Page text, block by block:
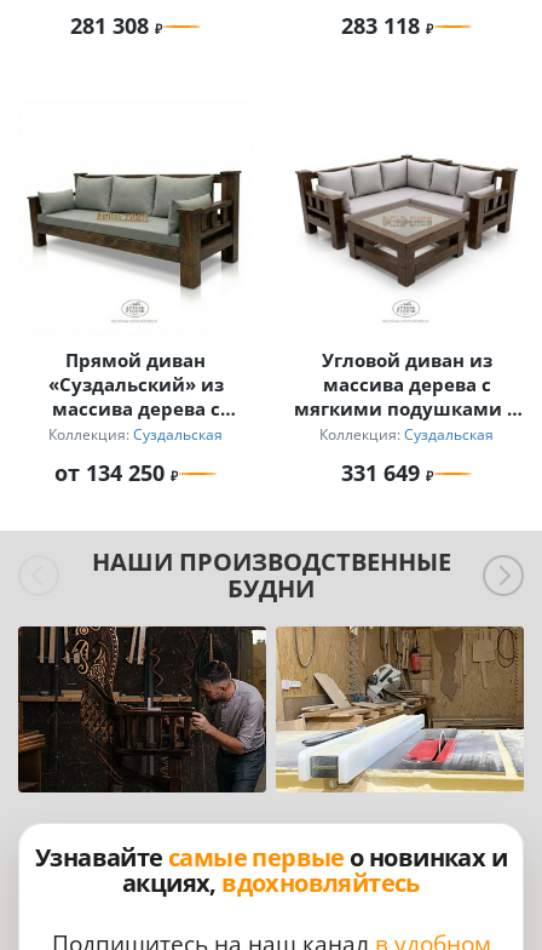
«Суздальский»
281 308 283 118
Прямой диван
«Суздальский» из
массива дерева с
мягкими подушками
Коллекция: Суздальская
от 134 250
Угловой диван из
массива дерева с
мягкими подушками и
журнальный столик
Коллекция: Суздальская
331 649
НАШИ ПРОИЗВОДСТВЕННЫЕ
БУДНИ
Узнавайте самые первые о новинках и
акциях, вдохновляйтесь
Подпишитесь на наш канал в удобном